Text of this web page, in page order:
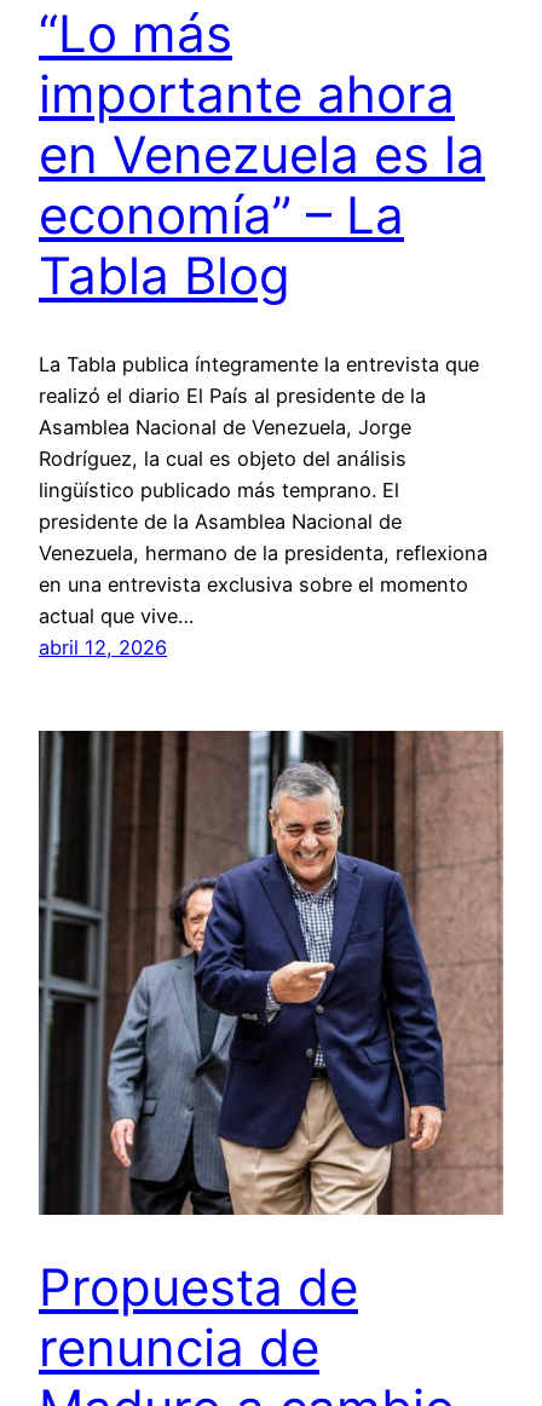
“Lo más
importante ahora
en Venezuela es la
economía” – La
Tabla Blog
La Tabla publica íntegramente la entrevista que
realizó el diario El País al presidente de la
Asamblea Nacional de Venezuela, Jorge
Rodríguez, la cual es objeto del análisis
lingüístico publicado más temprano. El
presidente de la Asamblea Nacional de
Venezuela, hermano de la presidenta, reflexiona
en una entrevista exclusiva sobre el momento
actual que vive…
abril 12, 2026
Propuesta de
renuncia de